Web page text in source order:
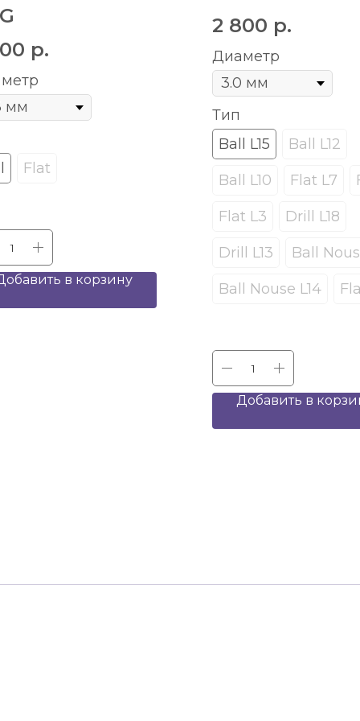
р.
Flat
в корзину
2 800 р.
Диаметр
Тип
Ball L15
Ball L12
Ball L10 Flat L7
Flat L3 Drill L18
Drill L13 Ball
Ball Nouse L14
Добавить в
не является публичной оффертой,
кодекса РФ. Конфиденциальность